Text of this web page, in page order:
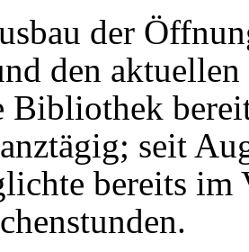
der
den
Bibliothek
seit
bereits